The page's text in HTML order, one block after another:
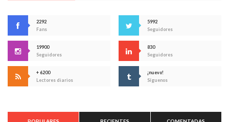
2292
Fans
5992
Seguidores
19900
Seguidores
830
Seguidores
+ 6200
Lectores diarios
¡nuevo!
Síguenos